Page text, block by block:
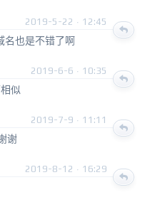
2019-5-22 · 12:45
名也是不错了啊
2019-6-6 · 10:35
似
2019-7-9 · 11:11
谢
2019-8-12 · 16:29